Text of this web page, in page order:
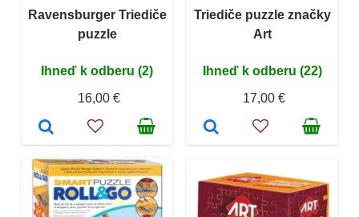
Ravensburger Triediče
puzzle
Ihneď k odberu (2)
16,00 €
Triediče puzzle značky
Art
Ihneď k odberu (22)
17,00 €